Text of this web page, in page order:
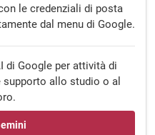
le credenziali di posta
dal menu di Google.
di Google per attività di
allo studio o al